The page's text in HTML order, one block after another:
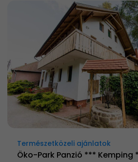
Természetközeli ajánlatok
Öko-Park Panzió *** Kemping